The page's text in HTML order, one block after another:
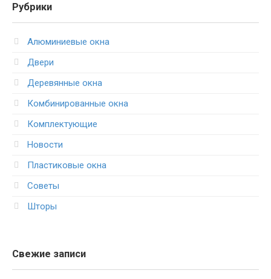
Рубрики
Алюминиевые окна
Двери
Деревянные окна
Комбинированные окна
Комплектующие
Новости
Пластиковые окна
Советы
Шторы
Свежие записи